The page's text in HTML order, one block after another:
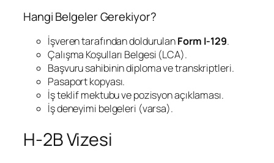
Hangi Belgeler Gerekiyor?
İşveren tarafından doldurulanForm I-129.
Çalışma Koşulları Belgesi (LCA).
Başvuru sahibinin diploma ve transkriptleri.
Pasaport kopyası.
İş teklif mektubu ve pozisyon açıklaması.
İş deneyimi belgeleri (varsa).
H-2B Vizesi